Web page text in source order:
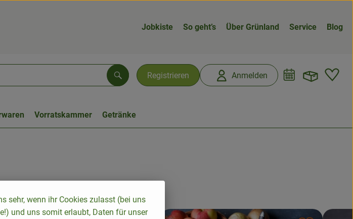
Jobkiste So geht’s Über Grünland Service Blog
Registrieren Anmelden
Suchen
Vorratskammer Getränke
sehr, wenn ihr Cookies zulasst (bei uns
und uns somit erlaubt, Daten für unser